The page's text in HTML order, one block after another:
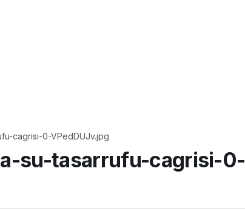
cagrisi-0-VPedDUJv.jpg
su-tasarrufu-cagrisi-0-